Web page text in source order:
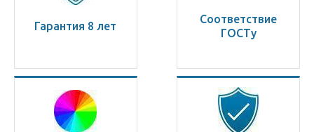
Гарантия 8 лет
Соответствие
ГОСТу